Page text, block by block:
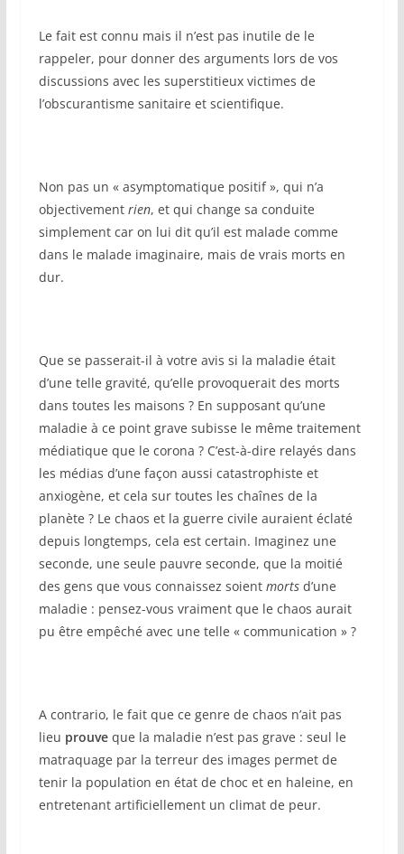
Le fait est connu mais il n’est pas inutile de le
rappeler, pour donner des arguments lors de vos
discussions avec les superstitieux victimes de
l’obscurantisme sanitaire et scientifique.
Non pas un « asymptomatique positif », qui n’a
objectivement rien, et qui change sa conduite
simplement car on lui dit qu’il est malade comme
dans le malade imaginaire, mais de vrais morts en
dur.
Que se passerait-il à votre avis si la maladie était
d’une telle gravité, qu’elle provoquerait des morts
dans toutes les maisons ? En supposant qu’une
maladie à ce point grave subisse le même traitement
médiatique que le corona ? C’est-à-dire relayés dans
les médias d’une façon aussi catastrophiste et
anxiogène, et cela sur toutes les chaînes de la
planète ? Le chaos et la guerre civile auraient éclaté
depuis longtemps, cela est certain. Imaginez une
seconde, une seule pauvre seconde, que la moitié
des gens que vous connaissez soient mortsd’une
maladie : pensez-vous vraiment que le chaos aurait
pu être empêché avec une telle « communication » ?
A contrario, le fait que ce genre de chaos n’ait pas
lieu prouveque la maladie n’est pas grave : seul le
matraquage par la terreur des images permet de
tenir la population en état de choc et en haleine, en
entretenant artificiellement un climat de peur.